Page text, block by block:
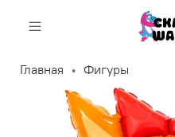
Главная Фигуры